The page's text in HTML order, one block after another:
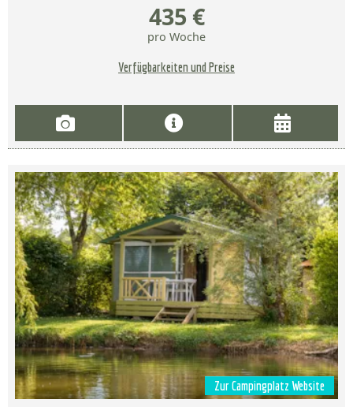
435 €
pro Woche
Verfügbarkeiten und Preise
Zur Campingplatz Website